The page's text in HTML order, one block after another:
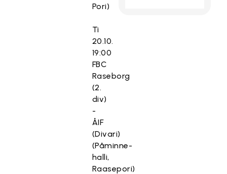
Pori)
Ti
20.10.
19:00
FBC
Raseborg
(2.
div)
-
ÅIF
(Divari)
(Påminne-
halli,
Raasepori)